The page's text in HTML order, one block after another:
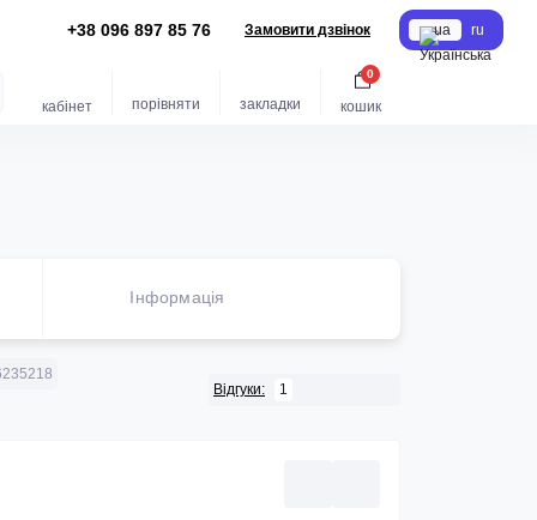
+38 096 897 85 76 Замовити дзвінок ua ru
кабінет порівняти закладки кошик
0
Iнформація
Відгуки:
1